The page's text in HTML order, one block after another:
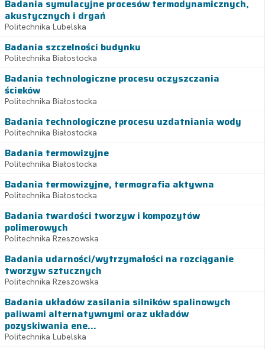
Badania symulacyjne procesów termodynamicznych,
akustycznych i drgań
Politechnika Lubelska
Badania szczelności budynku
Politechnika Białostocka
Badania technologiczne procesu oczyszczania
ścieków
Politechnika Białostocka
Badania technologiczne procesu uzdatniania wody
Politechnika Białostocka
Badania termowizyjne
Politechnika Białostocka
Badania termowizyjne, termografia aktywna
Politechnika Białostocka
Badania twardości tworzyw i kompozytów
polimerowych
Politechnika Rzeszowska
Badania udarności/wytrzymałości na rozciąganie
tworzyw sztucznych
Politechnika Rzeszowska
Badania układów zasilania silników spalinowych
paliwami alternatywnymi oraz układów
pozyskiwania ene...
Politechnika Lubelska